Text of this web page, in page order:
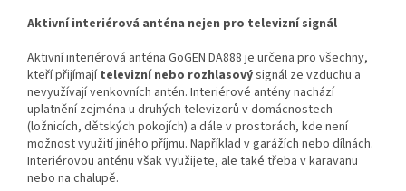
Aktivní interiérová anténa nejen pro televizní signál
Aktivní interiérová anténa GoGEN DA888 je určena pro všechny,
kteří přijímajítelevizní nebo rozhlasovýsignál ze vzduchu a
nevyužívají venkovních antén. Interiérové antény nachází
uplatnění zejména u druhých televizorů v domácnostech
(ložnicích, dětských pokojích) a dále v prostorách, kde není
možnost využití jiného příjmu. Například v garážích nebo dílnách.
Interiérovou anténu však využijete, ale také třeba v karavanu
nebo na chalupě.